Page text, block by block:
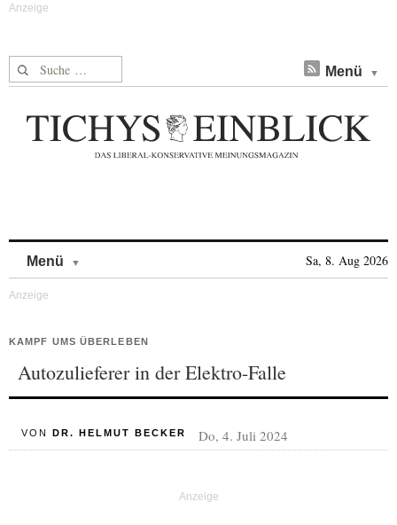
Suche nach: Menü
Menü Sa, 8. Aug 2026
KAMPF UMS ÜBERLEBEN
Autozulieferer in der Elektro-Falle
VON DR. HELMUT BECKER Do, 4. Juli 2024